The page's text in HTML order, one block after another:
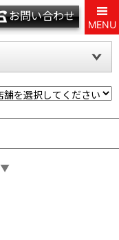
お問い合わせ
MENU
▼